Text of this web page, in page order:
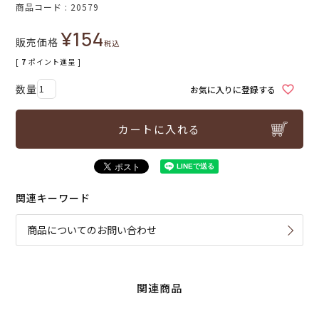
商品コード 20579
販売価格 ¥154税込
[ 7 ポイント進呈 ]
お気に入りに登録する
カートに入れる
関連キーワード
商品についてのお問い合わせ
関連商品